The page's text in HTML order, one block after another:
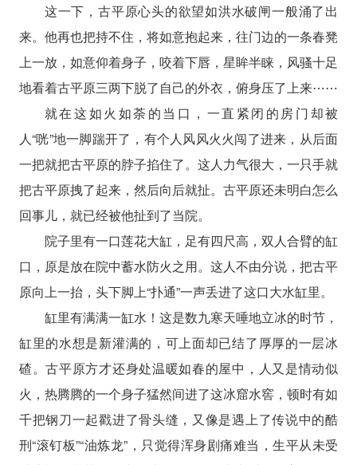
这一下，古平原心头的欲望如洪水破闸一般涌了出
来。他再也把持不住，将如意抱起来，往门边的一条春凳
上一放，如意仰着身子，咬着下唇，星眸半睐，风骚十足
地看着古平原三两下脱了自己的外衣，俯身压了上来⋯⋯
就在这如火如荼的当口，一直紧闭的房门却被
人“咣”地一脚踹开了，有个人风风火火闯了进来，从后面
一把就把古平原的脖子掐住了。这人力气很大，一只手就
把古平原拽了起来，然后向后就扯。古平原还未明白怎么
回事儿，就已经被他扯到了当院。
院子里有一口莲花大缸，足有四尺高，双人合臂的缸
口，原是放在院中蓄水防火之用。这人不由分说，把古平
原向上一抬，头下脚上“扑通”一声丢进了这口大水缸里。
缸里有满满一缸水！这是数九寒天唾地立冰的时节，
缸里的水想是新灌满的，可上面却已结了厚厚的一层冰
碴。古平原方才还身处温暖如春的屋中，人又是情动似
火，热腾腾的一个身子猛然间进了这冰窟水窖，顿时有如
千把钢刀一起戳进了骨头缝，又像是遇上了传说中的酷
刑“滚钉板”“油炼龙”，只觉得浑身剧痛难当，生平从未受